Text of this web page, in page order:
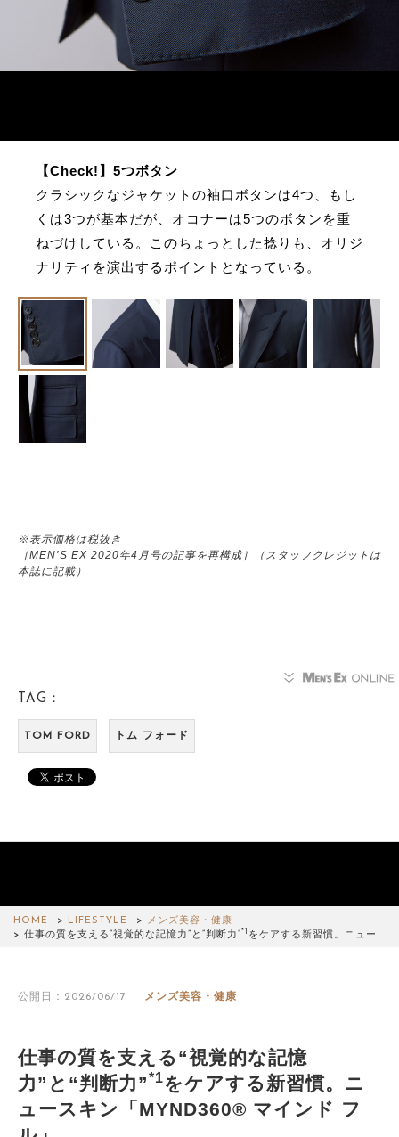
【Check!】5つボタン
クラシックなジャケットの袖口ボタンは4つ、もし
くは3つが基本だが、オコナーは5つのボタンを重
ねづけしている。このちょっとした捻りも、オリジ
ナリティを演出するポイントとなっている。
※表示価格は税抜き
［MEN’S EX 2020年4月号の記事を再構成］（スタッフクレジットは
本誌に記載）
TAG：
TOM FORD トム フォード
HOME LIFESTYLE
メンズ美容・健康
仕事の質を支える“視覚的な記憶力”と“判断力”*1 をケアする新習慣。ニュー…
公開日：2026/06/17 メンズ美容・健康
仕事の質を支える“視覚的な記憶
力”と“判断力”*1をケアする新習慣。ニ
ュースキン「MYND360® マインド フ